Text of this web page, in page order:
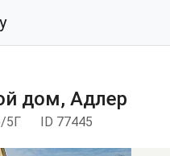
дом, Адлер
5Г ID 77445